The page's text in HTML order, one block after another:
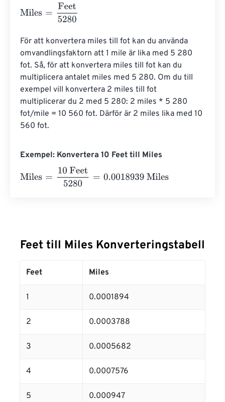
Miles Feet5280
För att konvertera miles till fot kan du använda
omvandlingsfaktorn att 1 mile är lika med 5 280
fot. Så, för att konvertera miles till fot kan du
multiplicera antalet miles med 5 280. Om du till
exempel vill konvertera 2 miles till fot
multiplicerar du 2 med 5 280: 2 miles * 5 280
fot/mile = 10 560 fot. Därför är 2 miles lika med 10
560 fot.
Exempel: Konvertera 10 Feet till Miles
Miles
10 Feet5280 0.0018939 Miles
Feet till Miles Konverteringstabell
Feet Miles
1 0.0001894
2 0.0003788
3 0.0005682
4 0.0007576
5 0.000947